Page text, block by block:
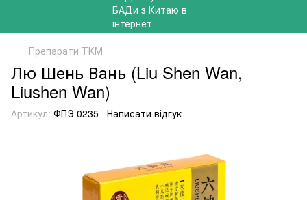
Препарати ТКМ
Лю Шень Вань (Liu Shen Wan,
Liushen Wan)
Артикул: ФПЭ 0235 Написати відгук